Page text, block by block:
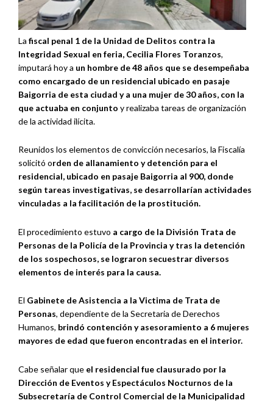
La fiscal penal 1 de la Unidad de Delitos contra la
Integridad Sexual en feria, Cecilia Flores Toranzos,
imputará hoy a un hombre de 48 años que se desempeñaba
como encargado de un residencial ubicado en pasaje
Baigorria de esta ciudad y a una mujer de 30 años, con la
que actuaba en conjunto y realizaba tareas de organización
de la actividad ilícita.
Reunidos los elementos de convicción necesarios, la Fiscalía
solicitó orden de allanamiento y detención para el
residencial, ubicado en pasaje Baigorria al 900, donde
según tareas investigativas, se desarrollarían actividades
vinculadas a la facilitación de la prostitución.
El procedimiento estuvo a cargo de la División Trata de
Personas de la Policía de la Provincia y tras la detención
de los sospechosos, se lograron secuestrar diversos
elementos de interés para la causa.
El Gabinete de Asistencia a la Victima de Trata de
Personas, dependiente de la Secretaria de Derechos
Humanos, brindó contención y asesoramiento a 6 mujeres
mayores de edad que fueron encontradas en el interior.
Cabe señalar que el residencial fue clausurado por la
Dirección de Eventos y Espectáculos Nocturnos de la
Subsecretaría de Control Comercial de la Municipalidad